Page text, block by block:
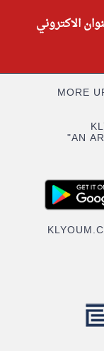
الاكتروني
MORE
"AN